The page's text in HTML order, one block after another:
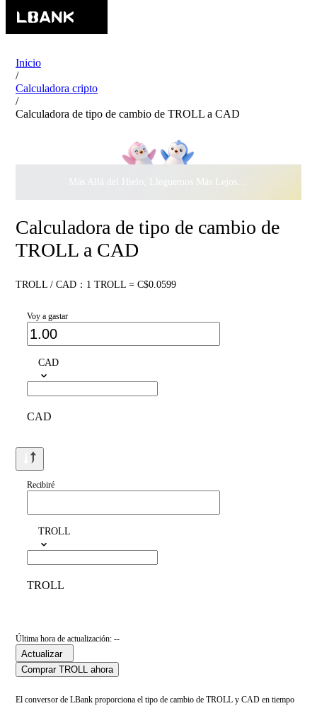
Inicio
/
Calculadora cripto
/
Calculadora de tipo de cambio de TROLL a CAD
Más Allá del Hielo, Lleguemos Más Lejos Juntos ·
Calculadora de tipo de cambio de
TROLL a CAD
TROLL / CAD：1 TROLL = C$0.0599
Voy a gastar
CAD
CAD
Recibiré
TROLL
TROLL
Última hora de actualización: --
Actualizar
Comprar TROLL ahora
El conversor de LBank proporciona el tipo de cambio de TROLL y CAD en tiempo